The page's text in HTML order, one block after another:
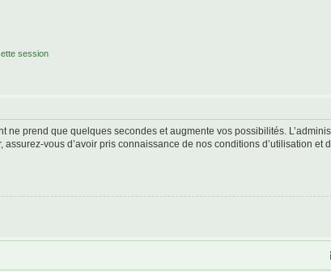
session
ne prend que quelques secondes et augmente vos possibilités.
vous d’avoir pris connaissance de nos conditions d’utilisation